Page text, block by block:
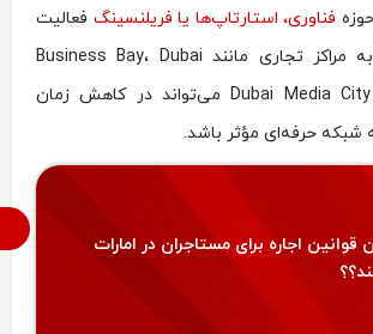
فناوری، استارتاپ‌ها یا فریلنسینگ فعالیت
می‌کنند، نزدیکی به مراکز تجاری مانند Business Bay، Dubai
Internet City و Dubai Media City می‌تواند در کاهش زمان
حرفه‌ای مؤثر باشد.
قوانین اجاره برای مستاجران در امارات